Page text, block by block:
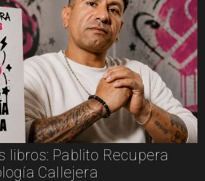
libros: Pablito Recupera
Callejera